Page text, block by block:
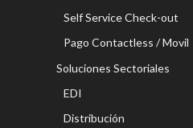
Self Service Check-out
Pago Contactless / Movil
Soluciones Sectoriales
EDI
Distribución